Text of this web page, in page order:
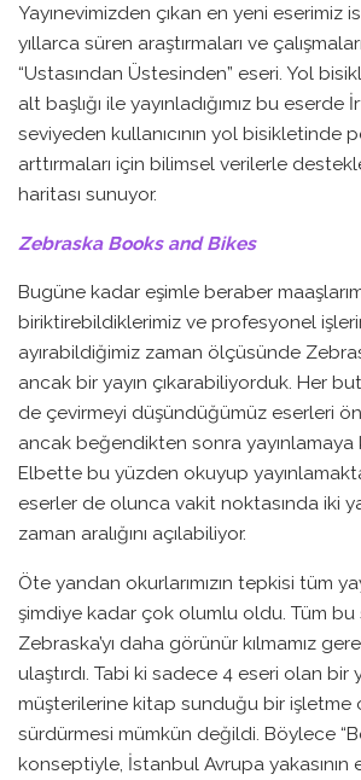
Yayınevimizden çıkan en yeni eserimiz
yıllarca süren araştırmaları ve
“Ustasından Üstesinden” eseri. Yol
alt başlığı ile yayınladığımız bu
seviyeden kullanıcının yol bisikletinde
arttırmaları için bilimsel verilerle
haritası sunuyor.
Zebraska Books and Bikes
Bugüne kadar eşimle beraber
biriktirebildiklerimiz ve profesyonel
ayırabildiğimiz zaman ölçüsünde
ancak bir yayın çıkarabiliyorduk. Her
de çevirmeyi düşündüğümüz eserleri
ancak beğendikten sonra yayınlamaya
Elbette bu yüzden okuyup
eserler de olunca vakit noktasında iki
zaman aralığını açılabiliyor.
Öte yandan okurlarımızın tepkisi tüm
şimdiye kadar çok olumlu oldu. Tüm
Zebraska’yı daha görünür kılmamız
ulaştırdı. Tabi ki sadece 4 eseri olan bir
müşterilerine kitap sunduğu bir işletme
sürdürmesi mümkün değildi. Böylece
konseptiyle, İstanbul Avrupa yakasının